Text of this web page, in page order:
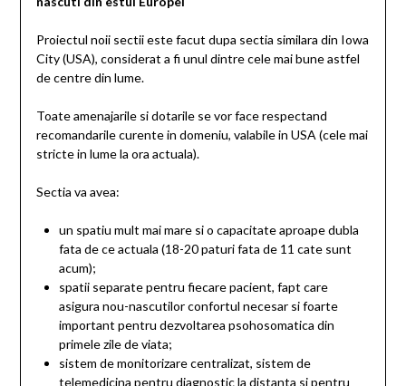
Proiectul noii sectii este facut dupa sectia similara din Iowa
City (USA), considerat a fi unul dintre cele mai bune astfel
de centre din lume.
Toate amenajarile si dotarile se vor face respectand
recomandarile curente in domeniu, valabile in USA (cele mai
stricte in lume la ora actuala).
Sectia va avea:
un spatiu mult mai mare si o capacitate aproape dubla
fata de ce actuala (18-20 paturi fata de 11 cate sunt
acum);
spatii separate pentru fiecare pacient, fapt care
asigura nou-nascutilor confortul necesar si foarte
important pentru dezvoltarea psohosomatica din
primele zile de viata;
sistem de monitorizare centralizat, sistem de
telemedicina pentru diagnostic la distanta si pentru